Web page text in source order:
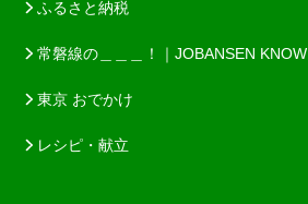
ふるさと納税
常磐線の＿＿＿！｜JOBANSEN KNOW
東京 おでかけ
レシピ・献立